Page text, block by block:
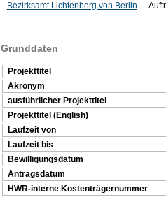
Bezirksamt Lichtenberg von Berlin
Grunddaten
Projekttitel
Akronym
ausführlicher Projekttitel
Projekttitel (English)
Laufzeit von
Laufzeit bis
Bewilligungsdatum
Antragsdatum
HWR-interne Kostenträgernummer